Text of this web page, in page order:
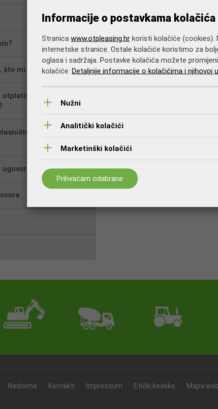
što mi je činiti?
leasing.
vozila i/ili
Naslovna Kontakti Impressum Etički kodeks Mapa
Informacije o postavkama kolačića
Stranica www.otpleasing.hr koristi kolačiće (cookies).
internetske stranice. Ostale kolačiće koristimo za
oglasa i sadržaja. Postavke kolačića možete
kolačiće. Detaljnije informacije o kolačićima i njihovoj
Nužni
Analitički kolačići
Marketinški kolačići
Prihvaćam odabrane